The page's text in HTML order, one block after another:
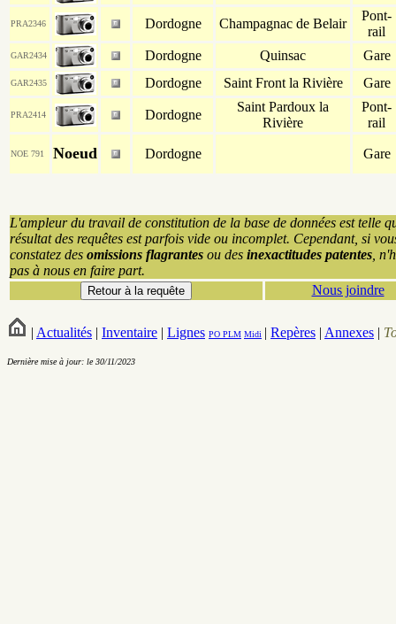
PRA2346 Dordogne Champagnac de Belair
Pont-
rail
GAR2434 Dordogne Quinsac Gare
GAR2435 Dordogne Saint Front la Rivière Gare
PRA2414 Dordogne
Saint Pardoux la
Rivière
Pont-
rail
NOE 791 Noeud Dordogne Gare
L'ampleur du travail de constitution de la base de données est telle
résultat des requêtes est parfois vide ou incomplet. Cependant, si
constatez des omissions flagrantes ou des inexactitudes patentes ,
pas à nous en faire part.
Nous joindre
| Actualités | Inventaire | Lignes PO PLM Midi | Repères | Annexes |
Dernière mise à jour: le 30/11/2023